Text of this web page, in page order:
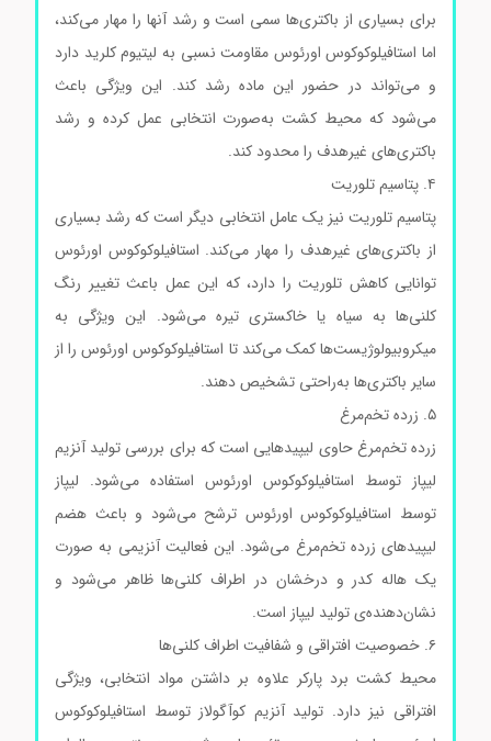
برای بسیاری از باکتری‌ها سمی است و رشد آنها را مهار می‌کند،
اما استافیلوکوکوس اورئوس مقاومت نسبی به لیتیوم کلرید دارد
و می‌تواند در حضور این ماده رشد کند. این ویژگی باعث
می‌شود که محیط کشت به‌صورت انتخابی عمل کرده و رشد
باکتری‌های غیرهدف را محدود کند.
پتاسیم تلوریت نیز یک عامل انتخابی دیگر است که رشد بسیاری
از باکتری‌های غیرهدف را مهار می‌کند. استافیلوکوکوس اورئوس
توانایی کاهش تلوریت را دارد، که این عمل باعث تغییر رنگ
کلنی‌ها به سیاه یا خاکستری تیره می‌شود. این ویژگی به
میکروبیولوژیست‌ها کمک می‌کند تا استافیلوکوکوس اورئوس را از
سایر باکتری‌ها به‌راحتی تشخیص دهند.
زرده تخم‌مرغ حاوی لیپیدهایی است که برای بررسی تولید آنزیم
لیپاز توسط استافیلوکوکوس اورئوس استفاده می‌شود. لیپاز
توسط استافیلوکوکوس اورئوس ترشح می‌شود و باعث هضم
لیپیدهای زرده تخم‌مرغ می‌شود. این فعالیت آنزیمی به صورت
یک هاله کدر و درخشان در اطراف کلنی‌ها ظاهر می‌شود و
نشان‌دهنده‌ی تولید لیپاز است.
محیط کشت برد پارکر علاوه بر داشتن مواد انتخابی، ویژگی
افتراقی نیز دارد. تولید آنزیم کوآگولاز توسط استافیلوکوکوس